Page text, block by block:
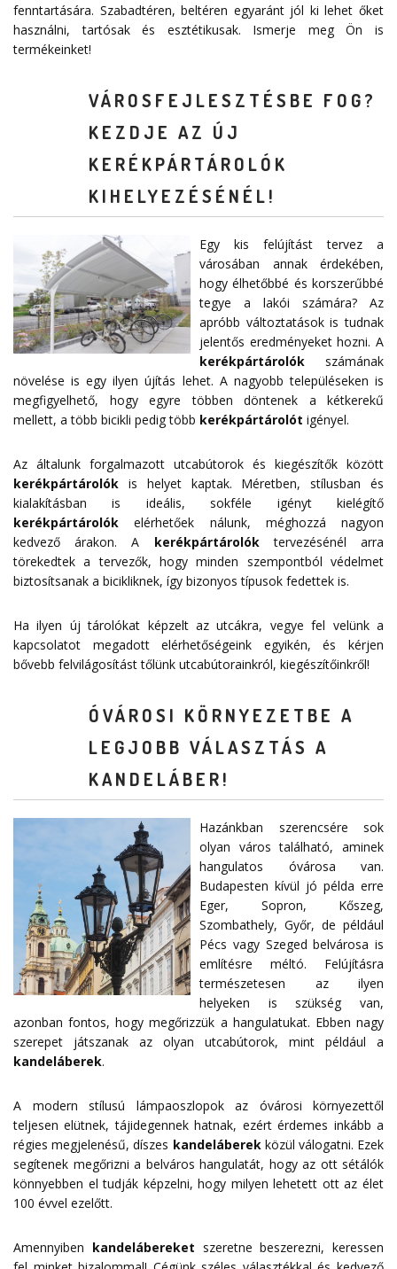
fenntartására. Szabadtéren, beltéren egyaránt jól ki lehet őket
használni, tartósak és esztétikusak. Ismerje meg Ön is
termékeinket!
VÁROSFEJLESZTÉSBE FOG?
KEZDJE AZ ÚJ
KERÉKPÁRTÁROLÓK
KIHELYEZÉSÉNÉL!
Egy kis felújítást tervez a
városában annak érdekében,
hogy élhetőbbé és korszerűbbé
tegye a lakói számára? Az
apróbb változtatások is tudnak
jelentős eredményeket hozni. A
kerékpártárolók számának
növelése is egy ilyen újítás lehet. A nagyobb településeken is
megfigyelhető, hogy egyre többen döntenek a kétkerekű
mellett, a több bicikli pedig több kerékpártárolót igényel.
Az általunk forgalmazott utcabútorok és kiegészítők között
kerékpártárolók is helyet kaptak. Méretben, stílusban és
kialakításban is ideális, sokféle igényt kielégítő
kerékpártárolók elérhetőek nálunk, méghozzá nagyon
kedvező árakon. A kerékpártárolóktervezésénél arra
törekedtek a tervezők, hogy minden szempontból védelmet
biztosítsanak a bicikliknek, így bizonyos típusok fedettek is.
Ha ilyen új tárolókat képzelt az utcákra, vegye fel velünk a
kapcsolatot megadottelérhetőségeink egyikén, és kérjen
bővebb felvilágosítást tőlünk utcabútorainkról, kiegészítőinkről!
ÓVÁROSI KÖRNYEZETBE A
LEGJOBB VÁLASZTÁS A
KANDELÁBER!
Hazánkban szerencsére sok
olyan város található, aminek
hangulatos óvárosa van.
Budapesten kívül jó példa erre
Eger, Sopron, Kőszeg,
Szombathely, Győr, de például
Pécs vagy Szeged belvárosa is
említésre méltó. Felújításra
természetesen az ilyen
helyeken is szükség van,
azonban fontos, hogy megőrizzük a hangulatukat. Ebben nagy
szerepet játszanak az olyan utcabútorok, mint például a
kandeláberek.
A modern stílusú lámpaoszlopok az óvárosi környezettől
teljesen elütnek, tájidegennek hatnak, ezért érdemes inkább a
régies megjelenésű, díszes kandeláberekközül válogatni. Ezek
segítenek megőrizni a belváros hangulatát, hogy az ott sétálók
könnyebben el tudják képzelni, hogy milyen lehetett ott az élet
100 évvel ezelőtt.
Amennyiben kandelábereket szeretne beszerezni, keressen